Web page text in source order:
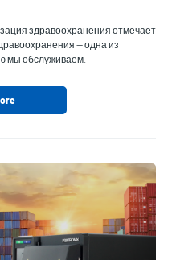
здравоохранения отмечает
— одна из
мы обслуживаем.